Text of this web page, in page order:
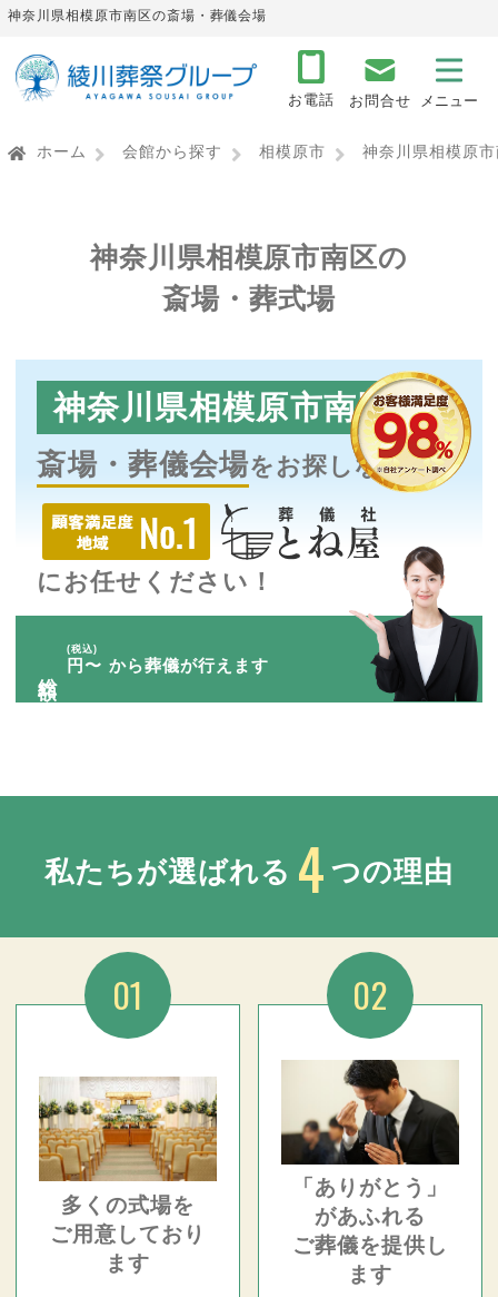
神奈川県相模原市南区の斎場・葬儀会場
お電話 お問合せ
ホーム 会館から探す 相模原市 神奈川県相模原
神奈川県相模原市南区の
斎場・葬式場
神奈川県相模原市南区 で
斎場・葬儀会場をお探しなら
にお任せください！
(税込)
円〜 から葬儀が行えます
私たちが選ばれる 4 つの理由
01
多くの式場を
ご用意しており
ます
02
「ありがとう」
があふれる
ご葬儀を提供し
ます